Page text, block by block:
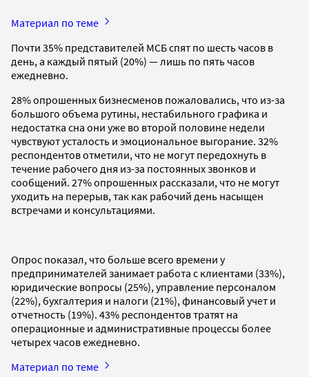
Материал по теме
Почти 35% представителей МСБ спят по шесть часов в
день, а каждый пятый (20%) — лишь по пять часов
ежедневно.
28% опрошенных бизнесменов пожаловались, что из-за
большого объема рутины, нестабильного графика и
недостатка сна они уже во второй половине недели
чувствуют усталость и эмоциональное выгорание. 32%
респондентов отметили, что не могут передохнуть в
течение рабочего дня из-за постоянных звонков и
сообщений. 27% опрошенных рассказали, что не могут
уходить на перерыв, так как рабочий день насыщен
встречами и консультациями.
Опрос показал, что больше всего времени у
предпринимателей занимает работа с клиентами (33%),
юридические вопросы (25%), управление персоналом
(22%), бухгалтерия и налоги (21%), финансовый учет и
отчетность (19%). 43% респондентов тратят на
операционные и административные процессы более
четырех часов ежедневно.
Материал по теме